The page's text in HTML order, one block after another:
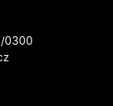
0300